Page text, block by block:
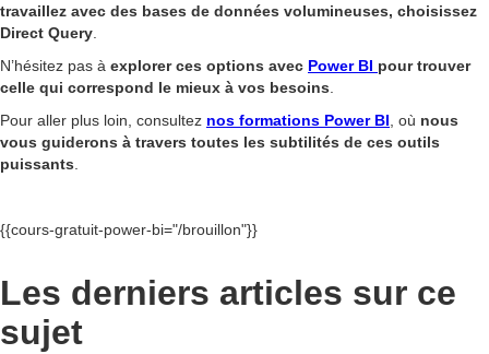
travaillez avec des bases de données volumineuses, choisissez
Direct Query
N’hésitez pas à explorer ces options avec Power BI pour trouver
celle qui correspond le mieux à vos besoins
Pour aller plus loin, consultez nos formations Power BI , où nous
vous guiderons à travers toutes les subtilités de ces outils
puissants
{{cours-gratuit-power-bi="/brouillon"}}
Les derniers articles sur ce
sujet